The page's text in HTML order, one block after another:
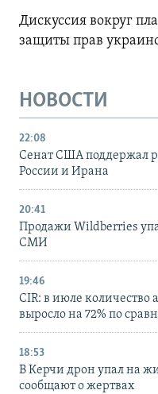
Дискуссия вокруг
защиты прав
НОВОСТИ
22:08
Сенат США поддержал
России и Ирана
20:41
Продажи Wildberries
СМИ
19:46
CIR: в июле количество
выросло на 72% по
18:53
В Керчи дрон упал на
сообщают о жертвах